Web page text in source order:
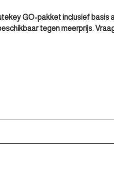
GO-pakketinclusief basis
tegen meerprijs.